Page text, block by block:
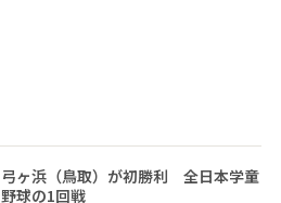
弓ヶ浜（鳥取）が初勝利 全日本学童
野球の1回戦